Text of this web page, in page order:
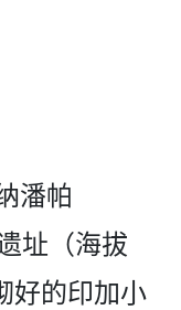
潘帕
址（海拔
好的印加­小